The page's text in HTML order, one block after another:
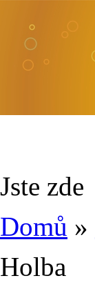
Jste zde
Domů »
Holba